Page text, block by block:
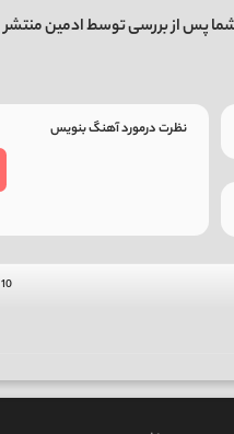
پس از بررسی توسط ادمین منتشر
10 دی 1401